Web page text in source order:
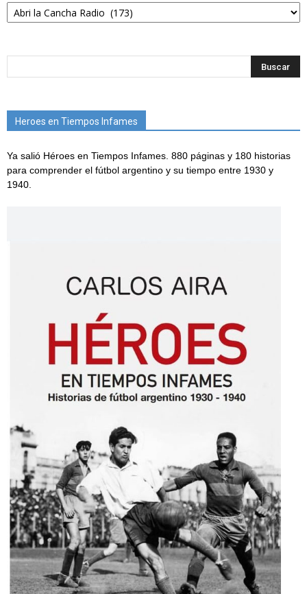
Heroes en Tiempos Infames
Ya salió Héroes en Tiempos Infames. 880 páginas y 180 historias
para comprender el fútbol argentino y su tiempo entre 1930 y
1940.